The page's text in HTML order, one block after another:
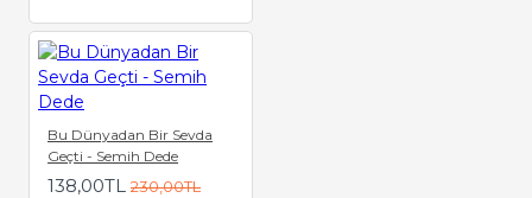
Bu Dünyadan Bir Sevda
Geçti - Semih Dede
138,00TL 230,00TL